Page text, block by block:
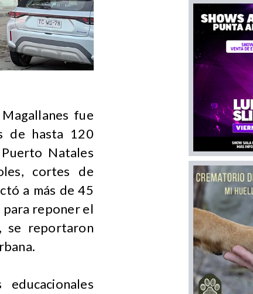
fue
de hasta 120
Natales
cortes de
a más de 45
para reponer el
se reportaron